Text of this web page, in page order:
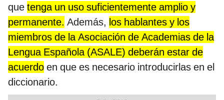
que tenga un uso suficientemente amplio y
permanente. Además, los hablantes y los
miembros de la Asociación de Academias de la
Lengua Española (ASALE) deberán estar de
acuerdo en que es necesario introducirlas en el
diccionario.